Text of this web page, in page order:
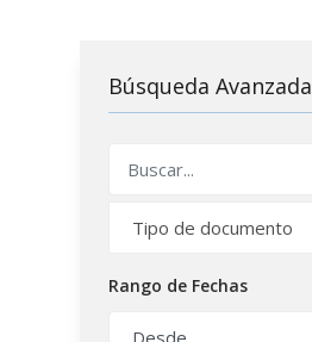
Búsqueda Avanzada
Rango de Fechas